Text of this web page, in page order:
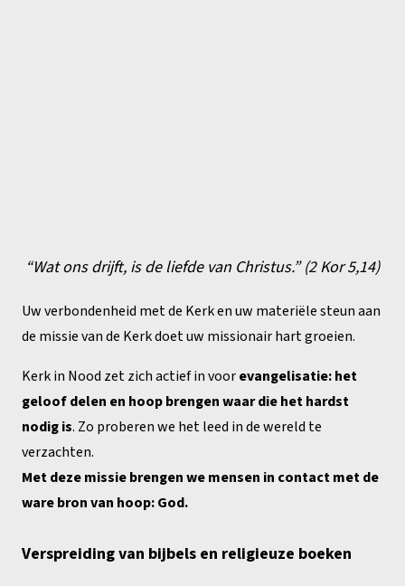
“Wat ons drijft, is de liefde van Christus.” (2 Kor 5,14)
Uw verbondenheid met de Kerk en uw materiële steun aan
de missie van de Kerk doet uw missionair hart groeien.
Kerk in Nood zet zich actief in voorevangelisatie: het
geloof delen en hoop brengen waar die het hardst
nodig is. Zo proberen we het leed in de wereld te
verzachten.
Met deze missie brengen we mensen in contact met de
ware bron van hoop: God.
Verspreiding van bijbels en religieuze boeken